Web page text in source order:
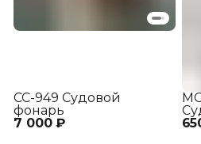
7 000 ₽
СС-949 Судовой
фонарь